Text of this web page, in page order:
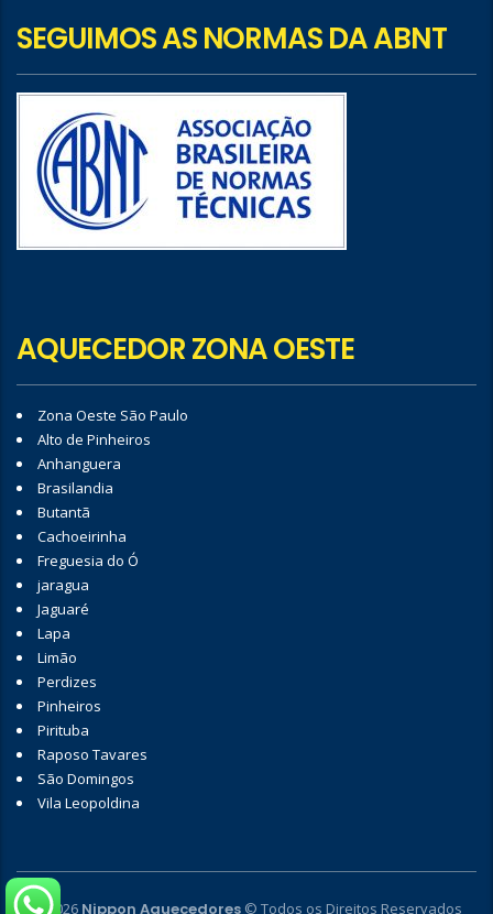
SEGUIMOS AS NORMAS DA ABNT
AQUECEDOR ZONA OESTE
Zona Oeste São Paulo
Alto de Pinheiros
Anhanguera
Brasilandia
Butantã
Cachoeirinha
Freguesia do Ó
jaragua
Jaguaré
Lapa
Limão
Perdizes
Pinheiros
Pirituba
Raposo Tavares
São Domingos
Vila Leopoldina
© 2026 Nippon Aquecedores © Todos os Direitos Reservados